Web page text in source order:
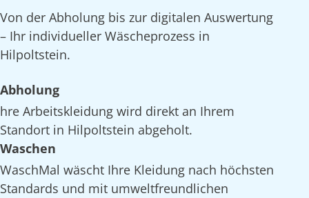
Von der Abholung bis zur digitalen Auswertung
– Ihr individueller Wäscheprozess in
Hilpoltstein.
Abholung
hre Arbeitskleidung wird direkt an Ihrem
Standort in Hilpoltstein abgeholt.
Waschen
WaschMal wäscht Ihre Kleidung nach höchsten
Standards und mit umweltfreundlichen